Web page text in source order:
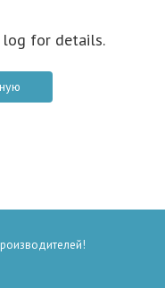
log for details.